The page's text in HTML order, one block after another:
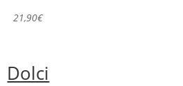
21,90€
Dolci